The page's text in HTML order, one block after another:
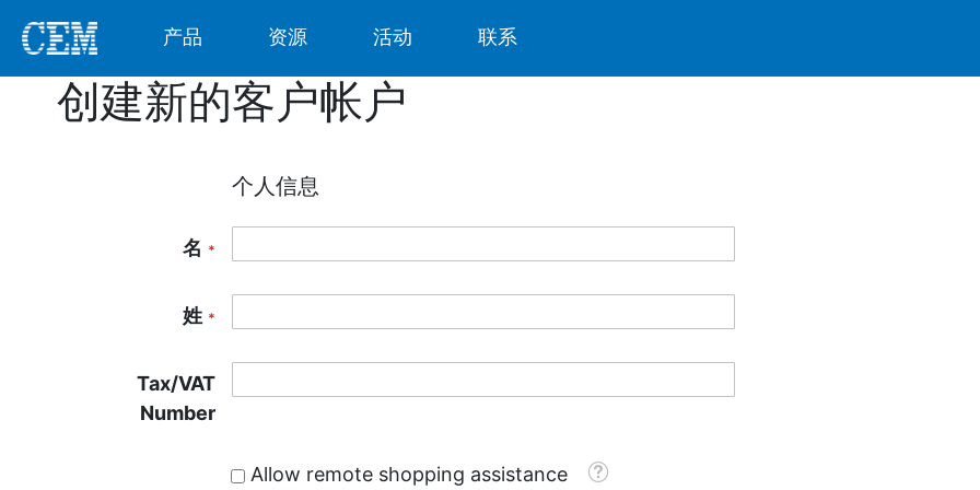
产品 资源 活动 联系
创建新的客户帐户
个人信息
名
姓
Tax/VAT
Number
Allow remote shopping assistance Tooltip